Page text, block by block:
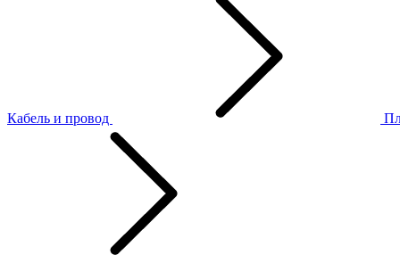
Кабель и провод